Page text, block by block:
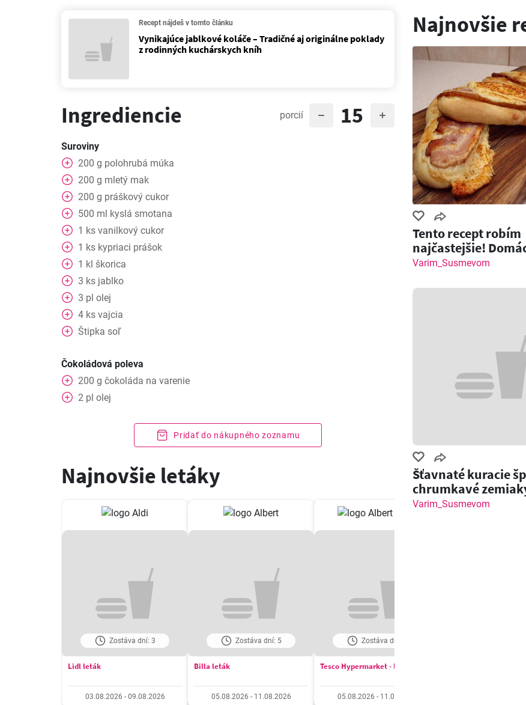
Recept nájdeš v tomto článku
Vynikajúce jablkové koláče – Tradičné aj originálne poklady
z rodinných kuchárskych kníh
Ingrediencie porcií 15
Suroviny
200 g polohrubá múka
200 g mletý mak
200 g práškový cukor
500 ml kyslá smotana
1 ks vanilkový cukor
1 ks kypriaci prášok
1 kl škorica
3 ks jablko
3 pl olej
4 ks vajcia
Štipka soľ
Čokoládová poleva
200 g čokoláda na varenie
2 pl olej
Pridať do nákupného zoznamu
Najnovšie letáky
Zostáva dní: 3
Lidl leták
03.08.2026 - 09.08.2026
Zostáva dní: 5
Billa leták
05.08.2026 - 11.08.2026
Zostáva dní: 5
Tesco Hypermarket - leták
05.08.2026 - 11.08.2026
Najnovšie
Tento recept robím
najčastejšie!
pečivo so slaninou
Varim_Susmevom
Šťavnaté kuracie
chrumkavé
grilu!
Varim_Susmevom